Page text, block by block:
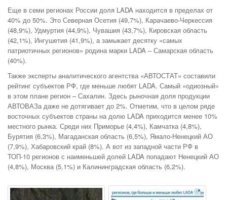
Еще в семи регионах России доля LADA находится в пределах от
40% до 50%. Это Северная Осетия (49,7%), Карачаево-Черкессия
(48,9%), Удмуртия (44,9%), Чувашия (43,7%), Кировская область
(42,1%), Ингушетия (41,9%), а замыкает десятку «самых
патриотичных регионов» родина марки LADA – Самарская область
(40%).
Также эксперты аналитического агентства «АВТОСТАТ» составили
рейтинг субъектов РФ, где меньше любят LADA. Самый «одиозный»
в этом плане регион – Сахалин. Здесь рыночная доля продукции
АВТОВАЗа даже не дотягивает до 2%. Отметим, что в целом ряде
восточных субъектов страны на долю LADA приходится менее 10%
местного рынка. Среди них Приморье (4,4%), Камчатка (4,8%),
Бурятия (6,3%), Магаданская область (6,5%), Ямало-Ненецкий АО
(7,9%), Хабаровский край (8%). А вот из западной части РФ в
ТОП-10 регионов с наименьшей долей LADA попадают Ненецкий АО
(4,8%), Москва (5,1%) и Калининградская область (6,2%).